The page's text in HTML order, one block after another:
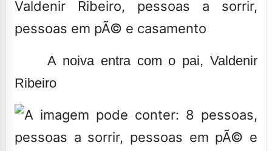
A noiva entra com o pai, Valdenir
Ribeiro